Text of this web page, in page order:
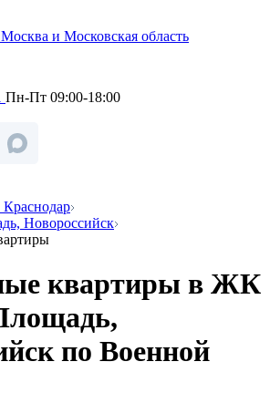
Москва и Московская область
Пн-Пт 09:00-18:00
Новороссийск
квартиры в ЖК
по Военной